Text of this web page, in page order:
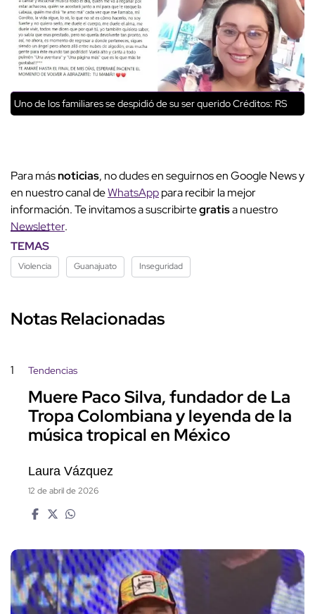
Uno de los familiares se despidió de su ser querido Créditos: RS
Para másnoticias, no dudes en seguirnos en Google News y
en nuestro canal deWhatsApppara recibir la mejor
información. Te invitamos a suscribirtegratisa nuestro
Newsletter.
TEMAS
Violencia Guanajuato Inseguridad
Notas Relacionadas
1 Tendencias
Muere Paco Silva, fundador de La
Tropa Colombiana y leyenda de la
música tropical en México
Laura Vázquez
12 de abril de 2026